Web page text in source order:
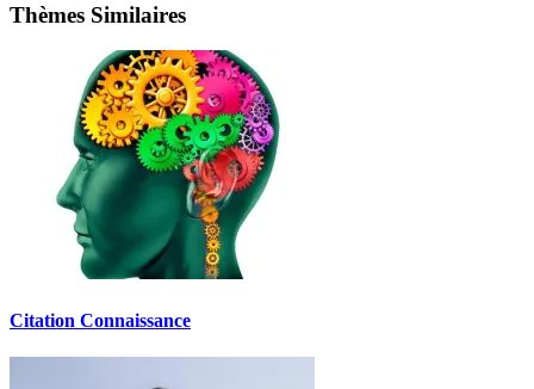
Thèmes Similaires
Citation Connaissance